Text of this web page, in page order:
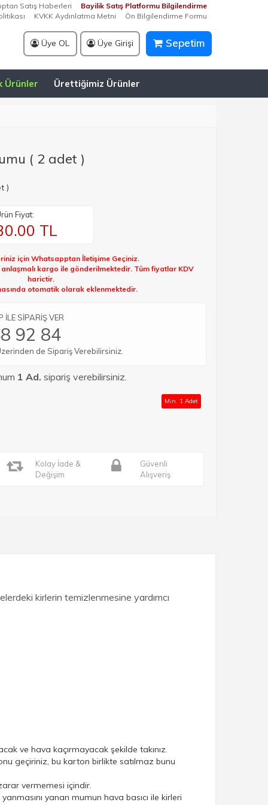
Bayilik Satış Platformu Bilgilendirme
Satış Haberleri
Ön Bilgilendirme Formu
KVKK Aydınlatma Metni
Üye OL Üye Girişi Sepetim
Ürünler Ürettiğimiz Ürünler
( 2 adet )
)
Fiyat:
TL
için Whatsapptan İletişime Geçiniz.
kargo ile gönderilmektedir. Tüm fiyatlar KDV
harictir.
otomatik olarak eklenmektedir.
SİPARİŞ VER
92 84
de Sipariş Verebilirsiniz.
1 Ad. sipariş verebilirsiniz.
Min. 1 Adet
Kolay İade &
Değişim
Güvenli
Alışveriş
kirlerin temizlenmesine yardımcı
ve hava kaçırmayacak şekilde takınız.
geçiriniz, bu karton birlikte satılmaz bunu
vermemesi içindir.
yanan mumun hava basıcı ile kirleri